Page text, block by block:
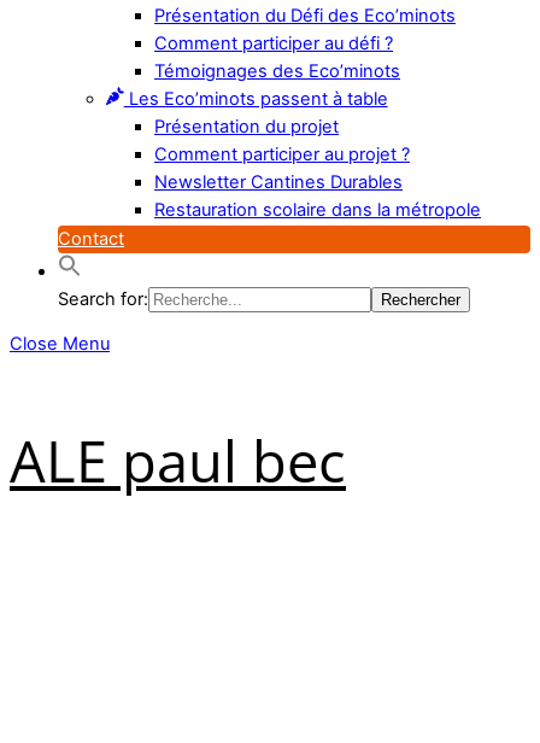
Présentation du Défi des Eco’minots
Comment participer au défi ?
Témoignages des Eco’minots
Les Eco’minots passent à table
Présentation du projet
Comment participer au projet ?
Newsletter Cantines Durables
Restauration scolaire dans la métropole
Contact
Search for:
Close Menu
ALE paul bec